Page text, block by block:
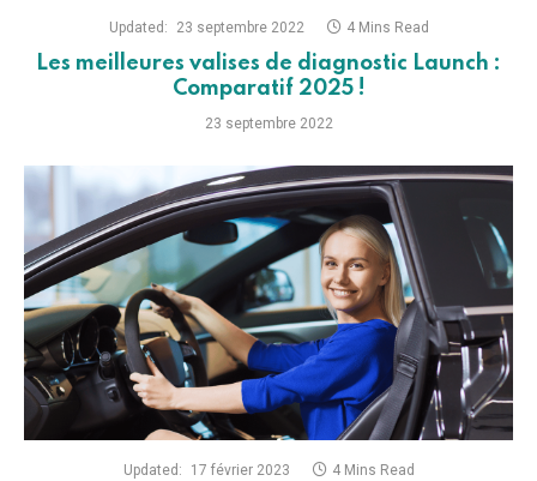
Updated: 23 septembre 2022 4 Mins Read
Les meilleures valises de diagnostic Launch :
Comparatif 2025 !
23 septembre 2022
Updated: 17 février 2023 4 Mins Read